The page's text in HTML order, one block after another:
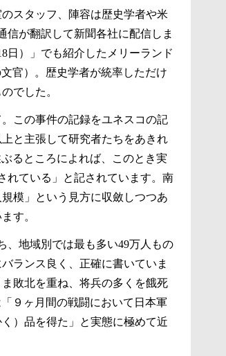
スタッフ、陣容は歴史学者や米
信が翻訳して新聞各社に配信しま
日）」でも紹介したメリーランド
官）。歴史学者が統率しただけ
でした。
この事件の記録をユネスコの記
と主張して研究者たちをあきれ
るところによれば、このとき実
れている」と記されています。南
模」という見方に収斂しつつあ
す。
、地域別では最も多い49万人もの
ランス良く、正確に書いていま
敗北を重ね、将兵の多くを餓死
９ヶ月間の戦闘において日本軍
）品を得た」と実態に極めて近